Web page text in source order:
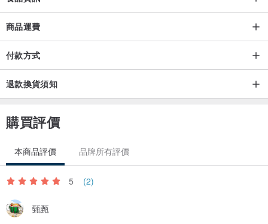
商品運費
付款方式
退款換貨須知
購買評價
本商品評價 品牌所有評價
5 (2)
甄甄